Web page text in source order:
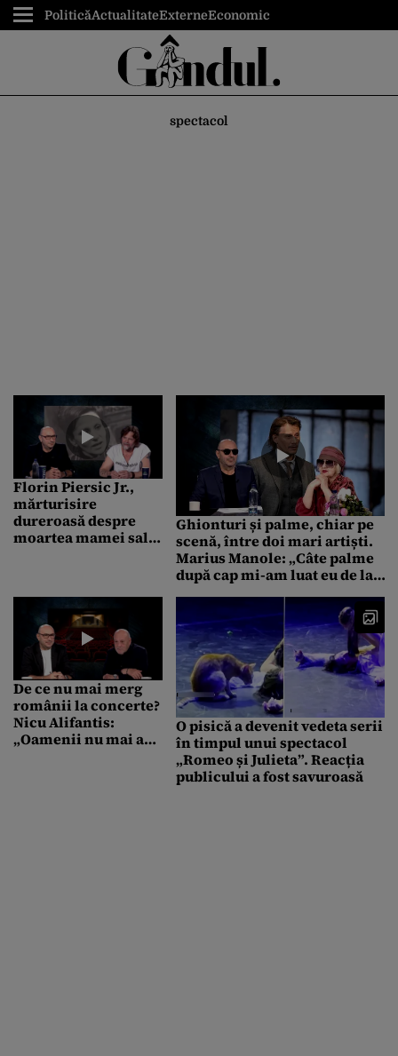
PoliticăActualitateExterneEconomic
spectacol
Florin Piersic Jr.,
mărturisire
dureroasă despre
moartea mamei sale:
Ghionturi și palme, chiar pe
scenă, între doi mari artiști.
Marius Manole: „Câte palme
după cap mi-am luat eu de la
de când erați mic”
De ce nu mai merg
românii la concerte?
Nicu Alifantis:
„Oamenii nu mai au
O pisică a devenit vedeta serii
în timpul unui spectacol
„Romeo și Julieta”. Reacția
publicului a fost savuroasă